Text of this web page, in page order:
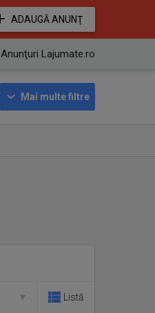
ADAUGĂ ANUNŢ
Anunţuri Lajumate.ro
Mai multe filtre
Listă